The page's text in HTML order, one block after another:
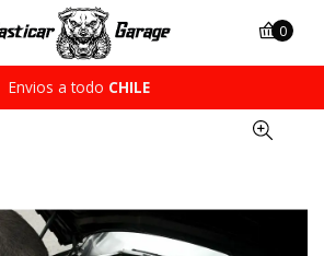
Envios a todo CHILE
0